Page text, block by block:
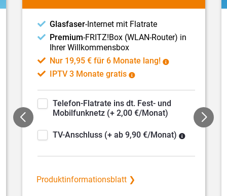
Glasfaser-Internet mit Flatrate
Premium-FRITZ!Box (WLAN-Router) in
Ihrer Willkommensbox
Nur 19,95 € für 6 Monate lang!
IPTV 3 Monate gratis
Telefon-Flatrate ins dt. Fest- und
Mobilfunknetz (+ 2,00 €/Monat)
TV-Anschluss (+ ab 9,90 €/Monat)
Produktinformationsblatt ❯